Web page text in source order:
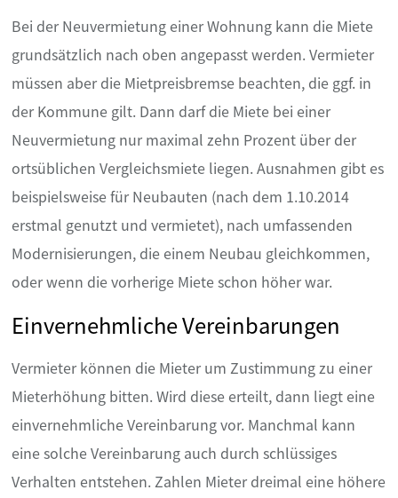
Bei der Neuvermietung einer Wohnung kann die Miete
grundsätzlich nach oben angepasst werden. Vermieter
müssen aber die Mietpreisbremse beachten, die ggf. in
der Kommune gilt. Dann darf die Miete bei einer
Neuvermietung nur maximal zehn Prozent über der
ortsüblichen Vergleichsmiete liegen. Ausnahmen gibt es
beispielsweise für Neubauten (nach dem 1.10.2014
erstmal genutzt und vermietet), nach umfassenden
Modernisierungen, die einem Neubau gleichkommen,
oder wenn die vorherige Miete schon höher war.
Einvernehmliche Vereinbarungen
Vermieter können die Mieter um Zustimmung zu einer
Mieterhöhung bitten. Wird diese erteilt, dann liegt eine
einvernehmliche Vereinbarung vor. Manchmal kann
eine solche Vereinbarung auch durch schlüssiges
Verhalten entstehen. Zahlen Mieter dreimal eine höhere